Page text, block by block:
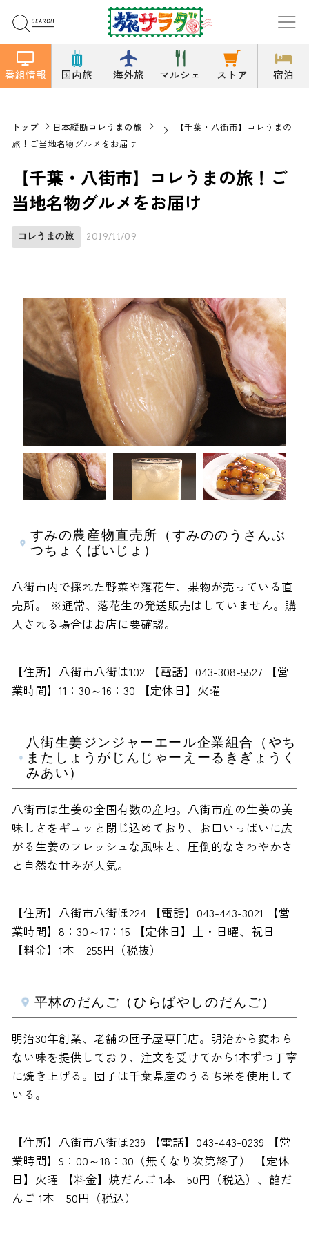
番組情報 国内旅 海外旅 マルシェ ストア 宿泊
トップ 日本縦断コレうまの旅
【千葉・八街市】コレうまの
旅！ご当地名物グルメをお届け
【千葉・八街市】コレうまの旅！ご
当地名物グルメをお届け
コレうまの旅 2019/11/09
すみの農産物直売所（すみののうさんぶ
つちょくばいじょ）
八街市内で採れた野菜や落花生、果物が売っている直
売所。 ※通常、落花生の発送販売はしていません。購
入される場合はお店に要確認。
【住所】八街市八街は102 【電話】043-308-5527 【営
業時間】11：30～16：30 【定休日】火曜
八街生姜ジンジャーエール企業組合（やち
またしょうがじんじゃーえーるきぎょうく
みあい）
八街市は生姜の全国有数の産地。八街市産の生姜の美
味しさをギュッと閉じ込めており、お口いっぱいに広
がる生姜のフレッシュな風味と、圧倒的なさわやかさ
と自然な甘みが人気。
【住所】八街市八街ほ224 【電話】043-443-3021 【営
業時間】8：30～17：15 【定休日】土・日曜、祝日
【料金】1本 255円（税抜）
平林のだんご（ひらばやしのだんご）
明治30年創業、老舗の団子屋専門店。明治から変わら
ない味を提供しており、注文を受けてから1本ずつ丁寧
に焼き上げる。団子は千葉県産のうるち米を使用して
いる。
【住所】八街市八街ほ239 【電話】043-443-0239 【営
業時間】9：00～18：30（無くなり次第終了） 【定休
日】火曜 【料金】焼だんご 1本 50円（税込）、餡だ
んご 1本 50円（税込）